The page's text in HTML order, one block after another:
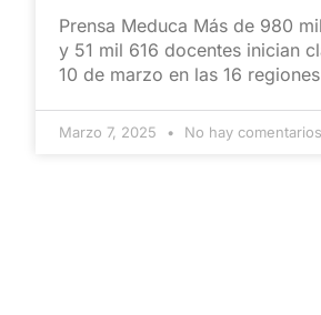
Prensa Meduca Más de 980
y 51 mil 616 docentes inician
10 de marzo en las 16
Marzo 7, 2025 No hay comentarios